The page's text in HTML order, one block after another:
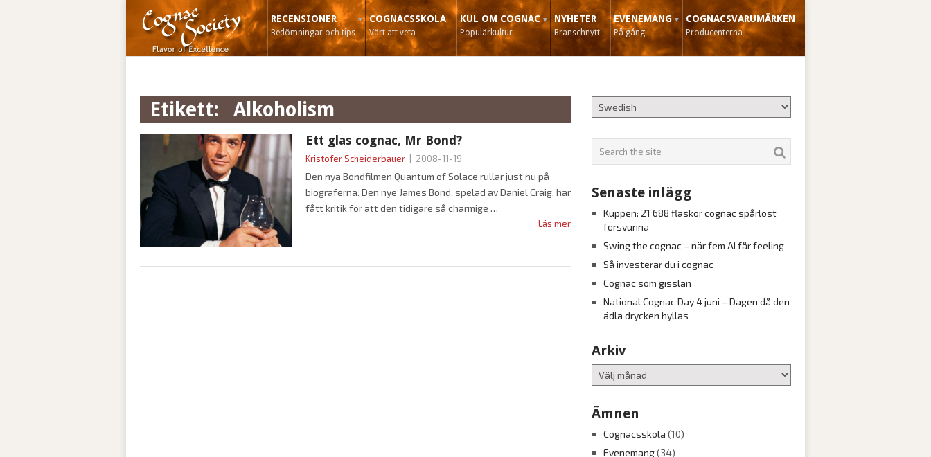
RECENSIONER
Bedömningar och tips
COGNACSSKOLA
Värt att veta
KUL OM COGNAC
Populärkultur
NYHETER
Branschnytt
EVENEMANG
På gång
COGNACSVARUMÄRKEN
Producenterna
Etikett: alkoholism
Ett glas cognac, Mr Bond?
Kristofer Scheiderbauer 2008-11-19
Den nya Bondfilmen Quantum of Solace rullar just nu på
biograferna. Den nye James Bond, spelad av Daniel Craig, har
fått kritik för att den tidigare så charmige
Läs mer
Senaste inlägg
Kuppen: 21 688 flaskor cognac spårlöst
försvunna
Swing the cognac – när fem AI får feeling
Så investerar du i cognac
Cognac som gisslan
National Cognac Day 4 juni – Dagen då den
ädla drycken hyllas
Arkiv
Arkiv
Ämnen
Cognacsskola (10)
Evenemang(34)